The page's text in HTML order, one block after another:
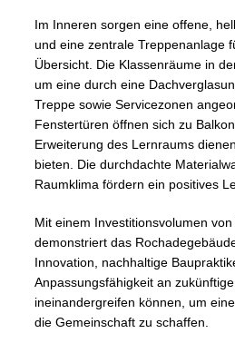
Im Inneren sorgen eine offene,
und eine zentrale Treppenanlage
Übersicht. Die Klassenräume in
um eine durch eine
Treppe sowie Servicezonen
Fenstertüren öffnen sich zu
Erweiterung des Lernraums
bieten. Die durchdachte
Raumklima fördern ein positives
Mit einem Investitionsvolumen
demonstriert das
Innovation, nachhaltige
Anpassungsfähigkeit an
ineinandergreifen können, um
die Gemeinschaft zu schaffen.